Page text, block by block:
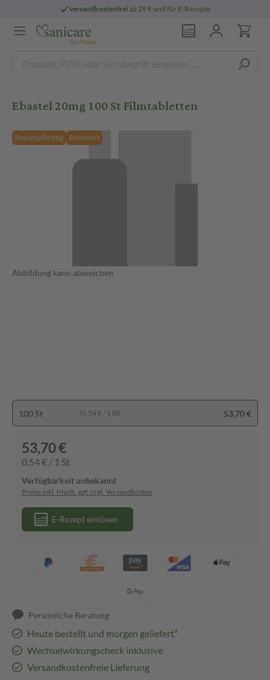
versandkostenfreiab 29 € und für E-Rezepte
Ebastel 20mg 100 St Filmtabletten
Rezeptpflichtig Reimport
Abbildung kann abweichen
100 St (0,54 € / 1 St) 53,70 €
53,70 €
0,54 € / 1 St
Verfügbarkeit unbekannt
Preise inkl. MwSt. ggf. zzgl. Versandkosten
E-Rezept einlösen
Persönliche Beratung
Heute bestellt und morgen geliefert³
Wechselwirkungscheck inklusive
Versandkostenfreie Lieferung